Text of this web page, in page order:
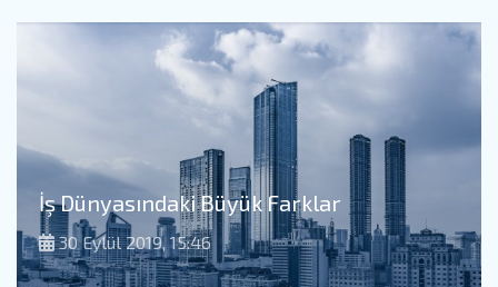
İş Dünyasındaki Büyük Farklar
30 Eylül 2019, 15:46